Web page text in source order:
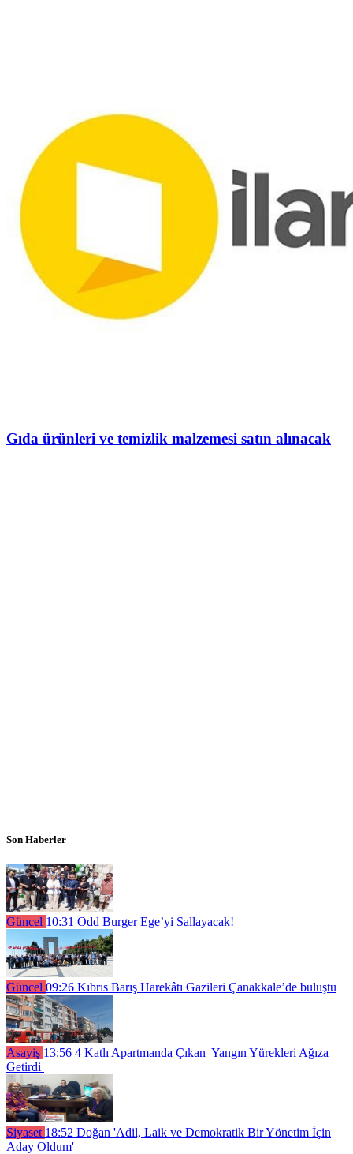
Gıda ürünleri ve temizlik malzemesi satın alınacak
Son Haberler
Güncel 10:31 Odd Burger Ege’yi Sallayacak!
Güncel 09:26 Kıbrıs Barış Harekâtı Gazileri Çanakkale’de buluştu
Asayiş 13:56 4 Katlı Apartmanda Çıkan Yangın Yürekleri Ağıza
Getirdi
Siyaset 18:52 Doğan 'Adil, Laik ve Demokratik Bir Yönetim İçin
Aday Oldum'